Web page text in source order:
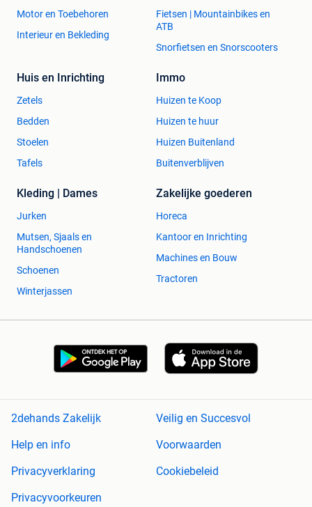
Motor en Toebehoren
Interieur en Bekleding
Fietsen | Mountainbikes en
ATB
Snorfietsen en Snorscooters
Huis en Inrichting
Zetels
Bedden
Stoelen
Tafels
Immo
Huizen te Koop
Huizen te huur
Huizen Buitenland
Buitenverblijven
Kleding | Dames
Jurken
Mutsen, Sjaals en
Handschoenen
Schoenen
Winterjassen
Zakelijke goederen
Horeca
Kantoor en Inrichting
Machines en Bouw
Tractoren
2dehands Zakelijk
Veilig en Succesvol
Help en info
Voorwaarden
Privacyverklaring
Cookiebeleid
Privacyvoorkeuren